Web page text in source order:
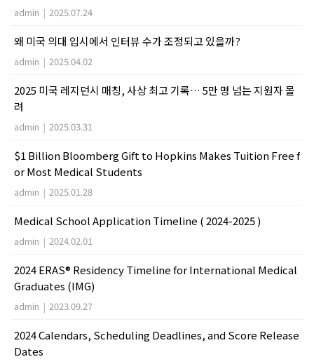
admin | 2025.07.24
왜 미국 의대 입시에서 인터뷰 수가 조정되고 있을까?
admin | 2025.04.02
2025 미국 레지던시 매칭, 사상 최고 기록… 5만 명 넘는 지원자 몰
려
admin | 2025.03.31
$1 Billion Bloomberg Gift to Hopkins Makes Tuition Free f
or Most Medical Students
admin | 2025.01.28
Medical School Application Timeline ( 2024-2025 )
admin | 2024.02.01
2024 ERAS® Residency Timeline for International Medical
Graduates (IMG)
admin | 2023.09.27
2024 Calendars, Scheduling Deadlines, and Score Release
Dates